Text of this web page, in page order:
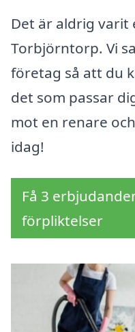
Det är aldrig varit
Torbjörntorp. Vi
företag så att du
det som passar
mot en renare
idag!
Få 3
förpliktelser